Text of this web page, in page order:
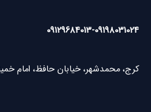
09129684013-09198031024
کرج، محمدشهر، خیابان حافظ، امام